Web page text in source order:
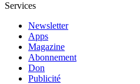
Services
Newsletter
Apps
Magazine
Abonnement
Don
Publicité